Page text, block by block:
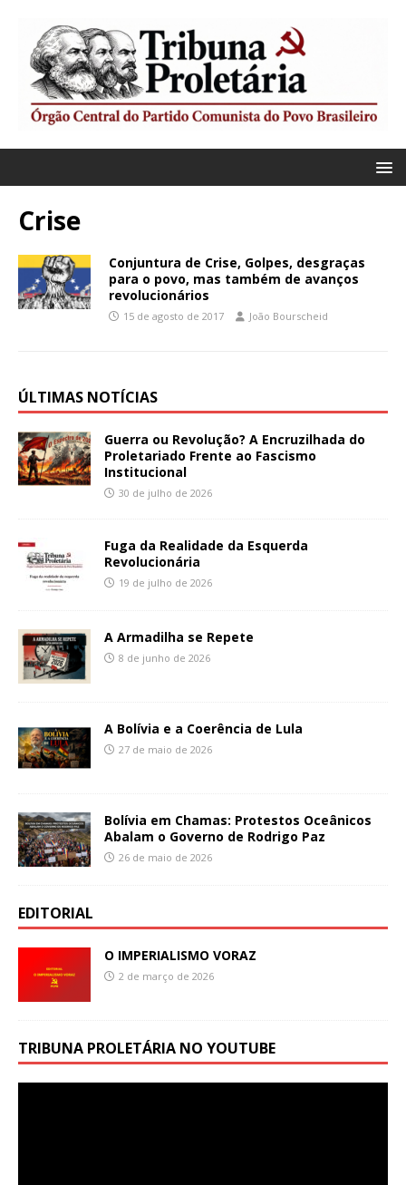
Crise
Conjuntura de Crise, Golpes, desgraças
para o povo, mas também de avanços
revolucionários
15 de agosto de 2017 João Bourscheid
ÚLTIMAS NOTÍCIAS
Guerra ou Revolução? A Encruzilhada do
Proletariado Frente ao Fascismo
Institucional
30 de julho de 2026
Fuga da Realidade da Esquerda
Revolucionária
19 de julho de 2026
A Armadilha se Repete
8 de junho de 2026
A Bolívia e a Coerência de Lula
27 de maio de 2026
Bolívia em Chamas: Protestos Oceânicos
Abalam o Governo de Rodrigo Paz
26 de maio de 2026
EDITORIAL
O IMPERIALISMO VORAZ
2 de março de 2026
TRIBUNA PROLETÁRIA NO YOUTUBE